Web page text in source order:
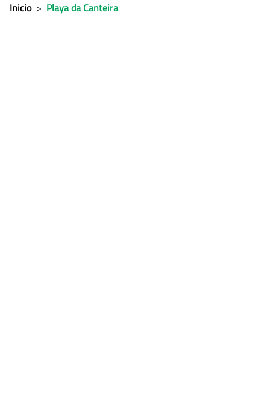
Inicio > Playa da Canteira